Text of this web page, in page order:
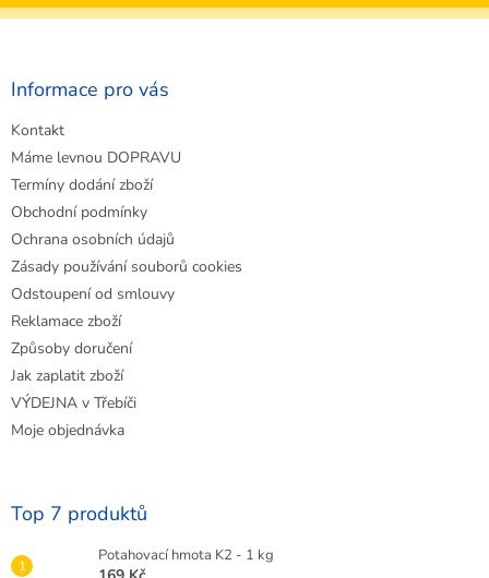
Z
Informace pro vás
Kontakt
Máme levnou DOPRAVU
Termíny dodání zboží
Obchodní podmínky
Ochrana osobních údajů
Zásady používání souborů cookies
Odstoupení od smlouvy
Reklamace zboží
Způsoby doručení
Jak zaplatit zboží
VÝDEJNA v Třebíči
Moje objednávka
Top 7 produktů
Potahovací hmota K2 - 1 kg